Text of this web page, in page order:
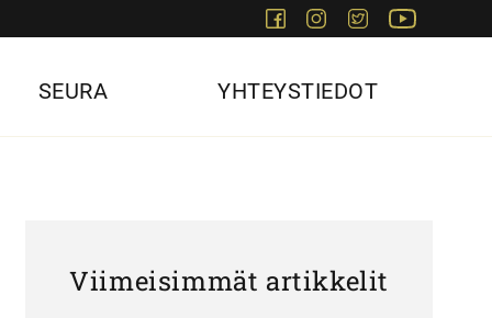
FacebookInstagram
Twitter
SEURA YHTEYSTIEDOT
Viimeisimmät artikkelit